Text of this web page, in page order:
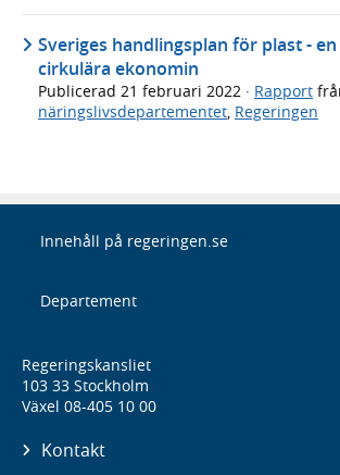
Sveriges handlingsplan för plast -
cirkulära ekonomin
Publicerad 21 februari 2022 · Rapport
näringslivsdepartementet Regeringen
Innehåll på regeringen.se
Departement
Regeringskansliet
103 33 Stockholm
Växel 08-405 10 00
Kontakt